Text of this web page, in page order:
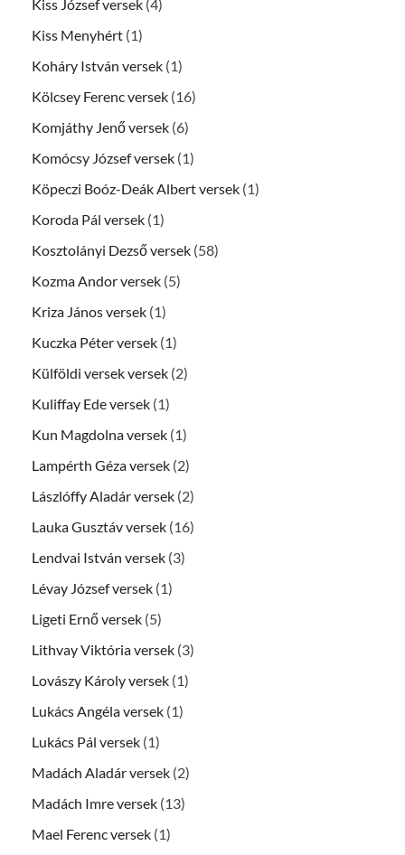
Kiss József versek (4)
Kiss Menyhért (1)
Koháry István versek (1)
Kölcsey Ferenc versek (16)
Komjáthy Jenő versek (6)
Komócsy József versek (1)
Köpeczi Boóz-Deák Albert versek (1)
Koroda Pál versek (1)
Kosztolányi Dezső versek (58)
Kozma Andor versek (5)
Kriza János versek (1)
Kuczka Péter versek (1)
Külföldi versek versek (2)
Kuliffay Ede versek (1)
Kun Magdolna versek (1)
Lampérth Géza versek (2)
Lászlóffy Aladár versek (2)
Lauka Gusztáv versek (16)
Lendvai István versek (3)
Lévay József versek (1)
Ligeti Ernő versek (5)
Lithvay Viktória versek (3)
Lovászy Károly versek (1)
Lukács Angéla versek (1)
Lukács Pál versek (1)
Madách Aladár versek (2)
Madách Imre versek (13)
Mael Ferenc versek (1)